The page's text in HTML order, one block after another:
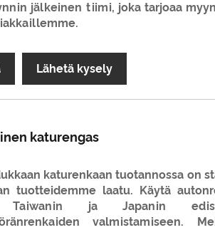
jälkeinen tiimi, joka tarjoaa
Lähetä kysely
katurengas
katurenkaan tuotannossa on
tuotteidemme laatu. Käytä
Taiwanin ja Japanin
valmistamiseen.